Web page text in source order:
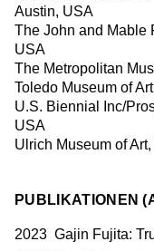
Austin, USA
The John and Mable
USA
The Metropolitan
Toledo Museum of
U.S. Biennial Inc/
USA
Ulrich Museum of
PUBLIKATIONEN
2023 Gajin Fujita: